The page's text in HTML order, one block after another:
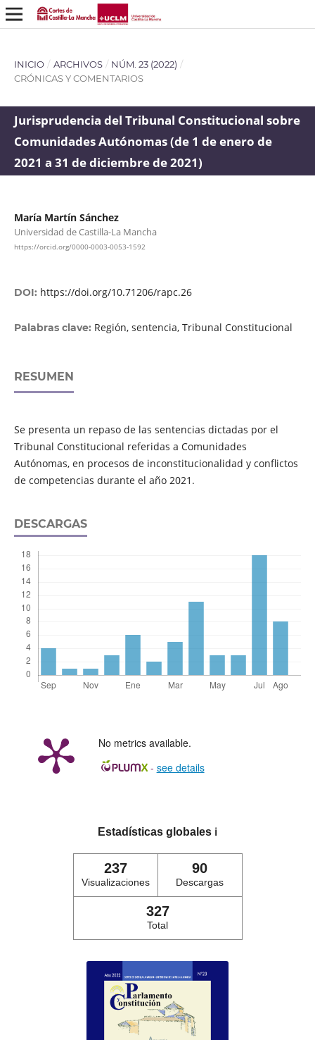
INICIO / ARCHIVOS / NÚM. 23 (2022) /
CRÓNICAS Y COMENTARIOS
Jurisprudencia del Tribunal Constitucional sobre
Comunidades Autónomas (de 1 de enero de
2021 a 31 de diciembre de 2021)
María Martín Sánchez
Universidad de Castilla-La Mancha
https://orcid.org/0000-0003-0053-1592
DOI: https://doi.org/10.71206/rapc.26
Palabras clave: Región, sentencia, Tribunal Constitucional
RESUMEN
Se presenta un repaso de las sentencias dictadas por el
Tribunal Constitucional referidas a Comunidades
Autónomas, en procesos de inconstitucionalidad y conflictos
de competencias durante el año 2021.
DESCARGAS
No metrics available.
- see details
Estadísticas globales ℹ️
237
Visualizaciones
90
Descargas
327
Total